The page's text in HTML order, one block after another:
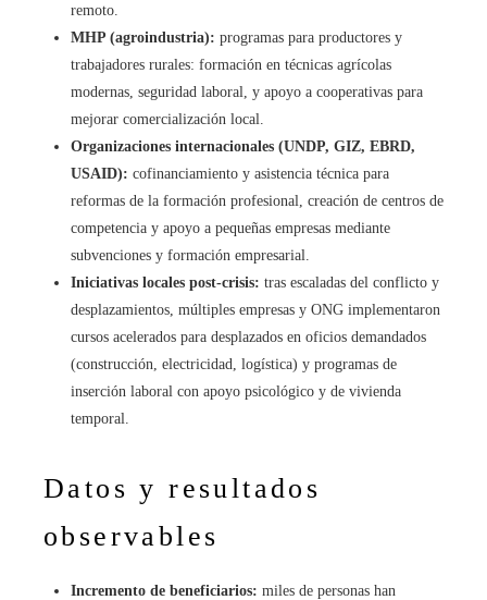
remoto.
MHP (agroindustria): programas para productores y
trabajadores rurales: formación en técnicas agrícolas
modernas, seguridad laboral, y apoyo a cooperativas para
mejorar comercialización local.
Organizaciones internacionales (UNDP, GIZ, EBRD,
USAID): cofinanciamiento y asistencia técnica para
reformas de la formación profesional, creación de centros de
competencia y apoyo a pequeñas empresas mediante
subvenciones y formación empresarial.
Iniciativas locales post-crisis: tras escaladas del conflicto y
desplazamientos, múltiples empresas y ONG implementaron
cursos acelerados para desplazados en oficios demandados
(construcción, electricidad, logística) y programas de
inserción laboral con apoyo psicológico y de vivienda
temporal.
Datos y resultados
observables
Incremento de beneficiarios: miles de personas han